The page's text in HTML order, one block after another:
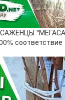
соответствие